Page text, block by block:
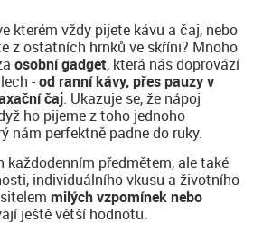
kterém vždy pijete kávu a čaj, nebo
z ostatních hrnků ve skříni? Mnoho
osobní gadget, která nás doprovází
-od ranní kávy, přes pauzy v
čaj. Ukazuje se, že nápoj
ho pijeme z toho jednoho
nám perfektně padne do ruky.
každodenním předmětem, ale také
individuálního vkusu a životního
milých vzpomínek nebo
ještě větší hodnotu.